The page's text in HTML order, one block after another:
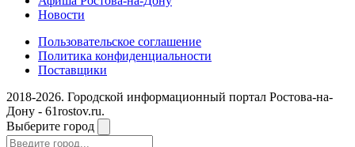
Новости
Пользовательское соглашение
Политика конфиденциальности
Поставщики
2018-2026. Городской информационный портал Ростова-на-
Дону - 61rostov.ru.
Выберите город